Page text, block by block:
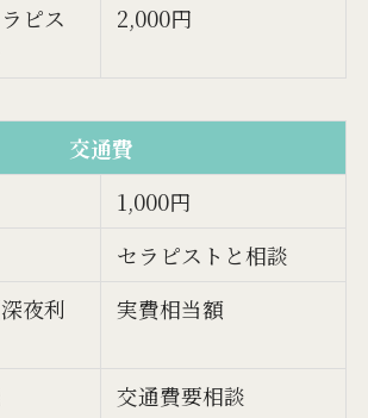
ピス
2,000円
交通費
1,000円
セラピストと相談
夜利
実費相当額
交通費要相談